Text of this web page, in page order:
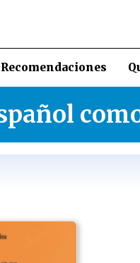
Recomendaciones